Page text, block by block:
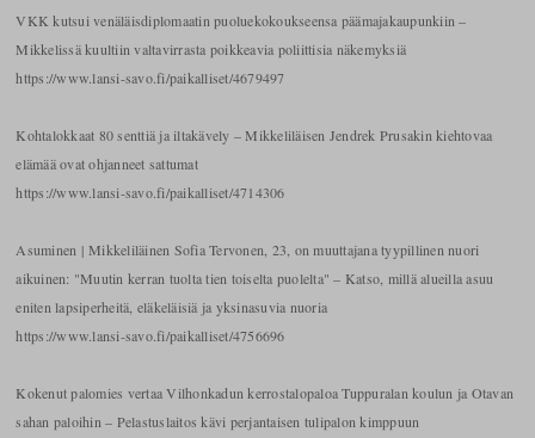
VKK kutsui venäläisdiplomaatin puoluekokoukseensa päämajakaupunkiin –
Mikkelissä kuultiin valtavirrasta poikkeavia poliittisia näkemyksiä
https://www.lansi-savo.fi/paikalliset/4679497
Kohtalokkaat 80 senttiä ja iltakävely – Mikkeliläisen Jendrek Prusakin kiehtovaa
elämää ovat ohjanneet sattumat
https://www.lansi-savo.fi/paikalliset/4714306
Asuminen | Mikkeliläinen Sofia Tervonen, 23, on muuttajana tyypillinen nuori
aikuinen: "Muutin kerran tuolta tien toiselta puolelta" – Katso, millä alueilla asuu
eniten lapsiperheitä, eläkeläisiä ja yksinasuvia nuoria
https://www.lansi-savo.fi/paikalliset/4756696
Kokenut palomies vertaa Vilhonkadun kerrostalopaloa Tuppuralan koulun ja Otavan
sahan paloihin – Pelastuslaitos kävi perjantaisen tulipalon kimppuun